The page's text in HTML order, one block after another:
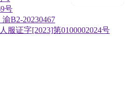
号
B2-20230467
服证字[2023]第0100002024号